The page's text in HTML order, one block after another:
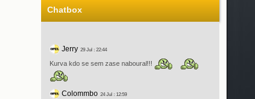
Chatbox
Jerry29 Jul : 22:44
Kurva kdo se sem zase naboural!!!
Colommbo24 Jul : 12:59